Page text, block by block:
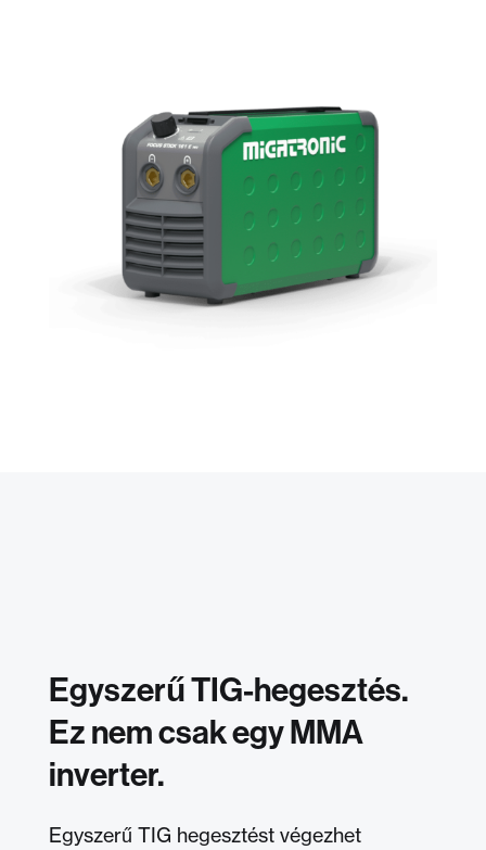
Egyszerű TIG-hegesztés.
Ez nem csak egy MMA
inverter.
Egyszerű TIG hegesztést végezhet